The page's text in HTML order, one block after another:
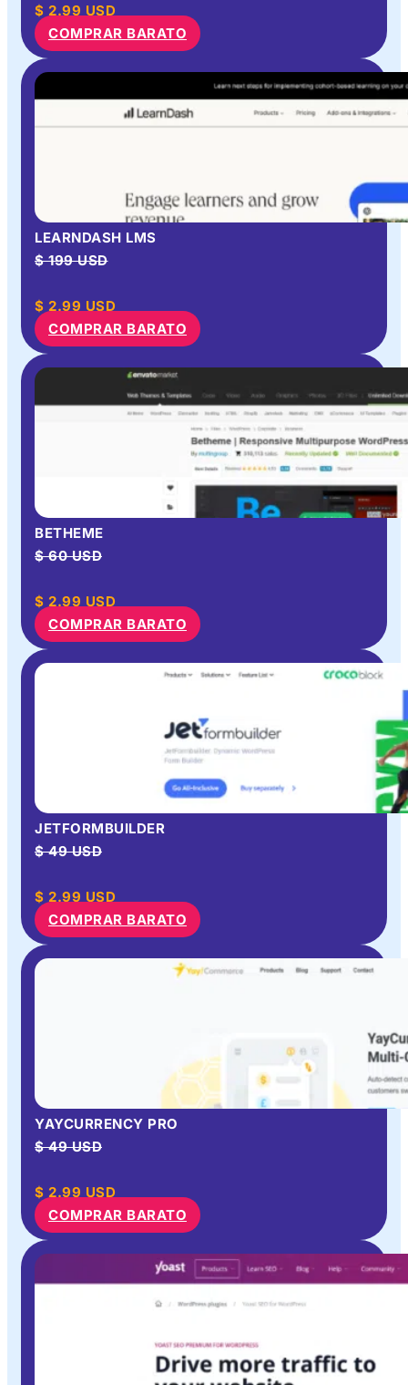
$ 2.99 USD
COMPRAR BARATO
LEARNDASH LMS
$ 199 USD
$ 2.99 USD
COMPRAR BARATO
BETHEME
$ 60 USD
$ 2.99 USD
COMPRAR BARATO
JETFORMBUILDER
$ 49 USD
$ 2.99 USD
COMPRAR BARATO
YAYCURRENCY PRO
$ 49 USD
$ 2.99 USD
COMPRAR BARATO